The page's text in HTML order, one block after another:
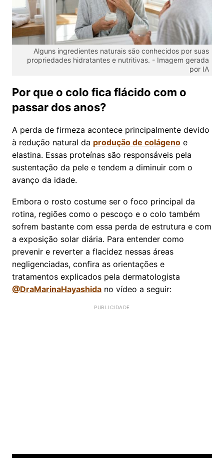
Alguns ingredientes naturais são conhecidos por suas
propriedades hidratantes e nutritivas. - Imagem gerada
por IA
Por que o colo fica flácido com o
passar dos anos?
A perda de firmeza acontece principalmente devido
à redução natural da produção de colágeno e
elastina. Essas proteínas são responsáveis pela
sustentação da pele e tendem a diminuir com o
avanço da idade.
Embora o rosto costume ser o foco principal da
rotina, regiões como o pescoço e o colo também
sofrem bastante com essa perda de estrutura e com
a exposição solar diária. Para entender como
prevenir e reverter a flacidez nessas áreas
negligenciadas, confira as orientações e
tratamentos explicados pela dermatologista
@DraMarinaHayashida no vídeo a seguir: